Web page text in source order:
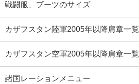
戦闘服、ブーツのサイズ
カザフスタン陸軍2005年以降肩章一覧
カザフスタン空軍2005年以降肩章一覧
諸国レーションメニュー